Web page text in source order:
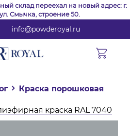
склад переехал на новый адрес: г.
Смычка, строение 50.
info@powderoyal.ru
Краска порошковая
краска RAL 7040